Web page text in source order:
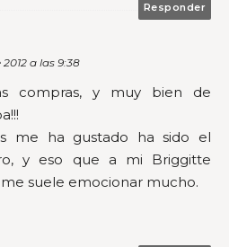
Responder
a las 9:38
compras, y muy bien de
me ha gustado ha sido el
y eso que a mi Briggitte
suele emocionar mucho.